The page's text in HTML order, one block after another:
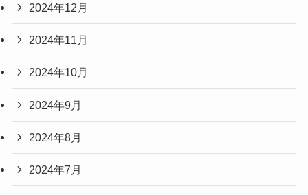
2024年12月
2024年11月
2024年10月
2024年9月
2024年8月
2024年7月